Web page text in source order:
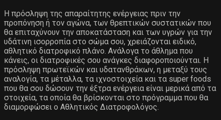
Η πρόσληψη της απαραίτητης ενέργειας πριν την
προπόνηση ή τον αγώνα, των θρεπτικών συστατικών που
θα επιταχύνουν την αποκατάσταση και των υγρών για την
υδάτινη ισορροπία στο σώμα σου, χρειάζονται ειδικό,
αθλητικό διατροφικό πλάνο. Ανάλογα το άθλημα που
κάνεις, οι διατροφικές σου ανάγκες διαφοροποιούνται. Η
πρόσληψη πρωτεϊκών και υδατανθράκων, η μεταξύ τους
αναλογία, τα μέταλλα, τα ιχνοστοιχεία και τα super foods
που θα σου δώσουν την έξτρα ενέργεια είναι μερικά από τα
στοιχεία, τα οποία θα βρίσκονται στο πρόγραμμα που θα
διαμορφώσει ο Αθλητικός Διατροφολόγος.